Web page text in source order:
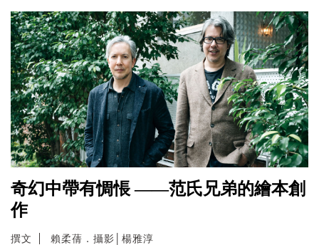
奇幻中帶有惆悵 ——范氏兄弟的繪本創
作
撰文 賴柔蒨．攝影│楊雅淳